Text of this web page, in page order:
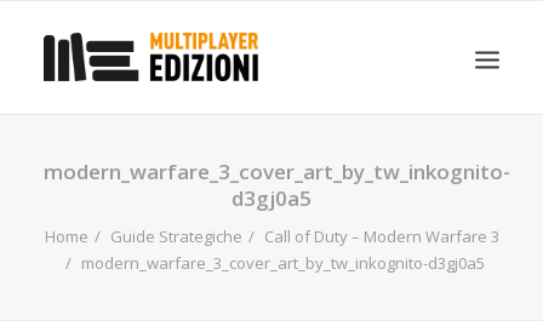
IN EVIDENZA
GADGET
CONTATTI
modern_warfare_3_cover_art_by_tw_inkognito-
d3gj0a5
Home Guide Strategiche
Call of Duty – Modern Warfare 3
modern_warfare_3_cover_art_by_tw_inkognito-d3gj0a5